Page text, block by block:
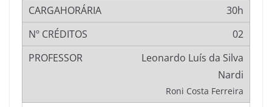
30h
02
Leonardo Luís da Silva
Nardi
Roni Costa Ferreira